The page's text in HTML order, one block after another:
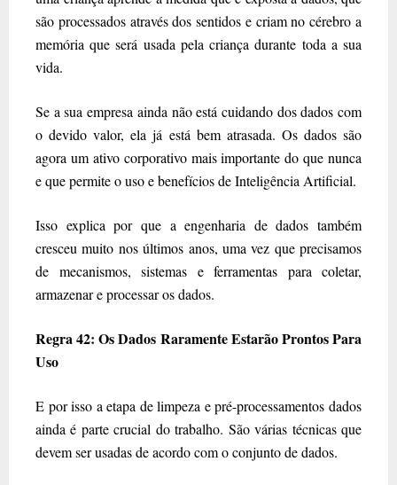
são processados através dos sentidos e criam no cérebro a
memória que será usada pela criança durante toda a sua
vida.
Se a sua empresa ainda não está cuidando dos dados com
o devido valor, ela já está bem atrasada. Os dados são
agora um ativo corporativo mais importante do que nunca
e que permite o uso e benefícios de Inteligência Artificial.
Isso explica por que a engenharia de dados também
cresceu muito nos últimos anos, uma vez que precisamos
de mecanismos, sistemas e ferramentas para coletar,
armazenar e processar os dados.
Regra 42: Os Dados Raramente Estarão Prontos Para
Uso
E por isso a etapa de limpeza e pré-processamentos dados
ainda é parte crucial do trabalho. São várias técnicas que
devem ser usadas de acordo com o conjunto de dados.